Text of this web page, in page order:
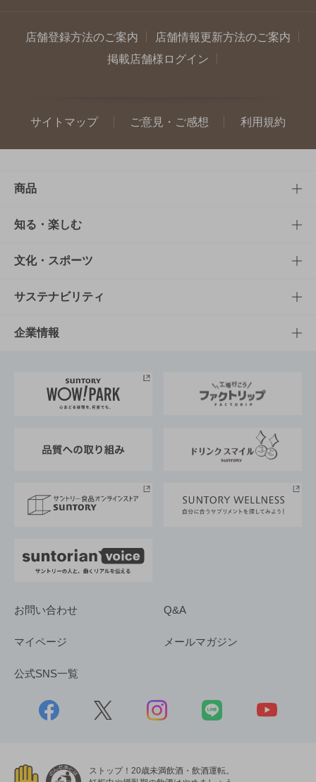
店舗登録方法のご案内
店舗情報更新方法のご案内
掲載店舗様ログイン
サイトマップ ご意見・ご感想 利用規約
商品
商品TOP
商品一覧
商品発売情報
栄養成分一覧
知る・楽しむ
知る・楽しむTOP
キャンペーン
工場見学
地域情報
文化・スポーツ
文化・スポーツTOP
サントリーホール
サントリーサンバーズ大阪
サステナビリティ
サステナビリティTOP
サントリーが考えるサステナビリティ経営
企業情報
企業概要
採用情報
お問い合わせ Q&A
マイページ メールマガジン
公式SNS一覧
ストップ！20歳未満飲酒・飲酒運転。